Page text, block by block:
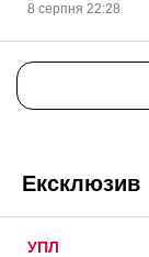
8 серпня 22:28
Ексклюзив
УПЛ